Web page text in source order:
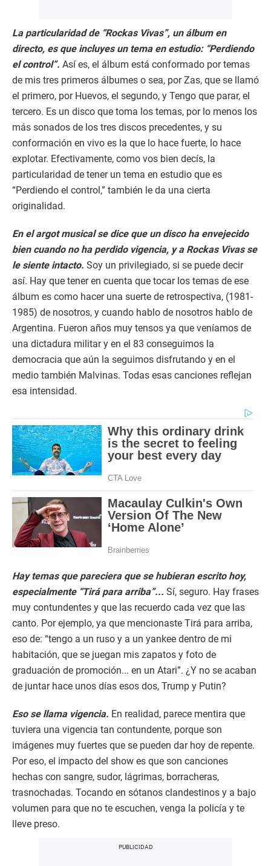
La particularidad de “Rockas Vivas”, un álbum en
directo, es que incluyes un tema en estudio: “Perdiendo
el control”. Así es, el álbum está conformado por temas
de mis tres primeros álbumes o sea, por Zas, que se llamó
el primero, por Huevos, el segundo, y Tengo que parar, el
tercero. Es un disco que toma los temas, por lo menos los
más sonados de los tres discos precedentes, y su
conformación en vivo es la que lo hace fuerte, lo hace
explotar. Efectivamente, como vos bien decís, la
particularidad de tener un tema en estudio que es
“Perdiendo el control,” también le da una cierta
originalidad.
En el argot musical se dice que un disco ha envejecido
bien cuando no ha perdido vigencia, y a Rockas Vivas se
le siente intacto. Soy un privilegiado, si se puede decir
así. Hay que tener en cuenta que tocar los temas de ese
álbum es como hacer una suerte de retrospectiva, (1981-
1985) de nosotros, y cuando hablo de nosotros hablo de
Argentina. Fueron años muy tensos ya que veníamos de
una dictadura militar y en el 83 conseguimos la
democracia que aún la seguimos disfrutando y en el
medio también Malvinas. Todas esas canciones reflejan
esa intensidad.
Hay temas que pareciera que se hubieran escrito hoy,
especialmente “Tirá para arriba”... Sí, seguro. Hay frases
muy contundentes y que las recuerdo cada vez que las
canto. Por ejemplo, ya que mencionaste Tirá para arriba,
eso de: “tengo a un ruso y a un yankee dentro de mi
habitación, que se juegan mis zapatos y foto de
graduación de promoción... en un Atari”. ¿Y no se acaban
de juntar hace unos días esos dos, Trump y Putin?
Eso se llama vigencia. En realidad, parece mentira que
tuviera una vigencia tan contundente, porque son
imágenes muy fuertes que se pueden dar hoy de repente.
Por eso, el impacto del show es que son canciones
hechas con sangre, sudor, lágrimas, borracheras,
trasnochadas. Tocando en sótanos clandestinos y a bajo
volumen para que no te escuchen, venga la policía y te
lleve preso.